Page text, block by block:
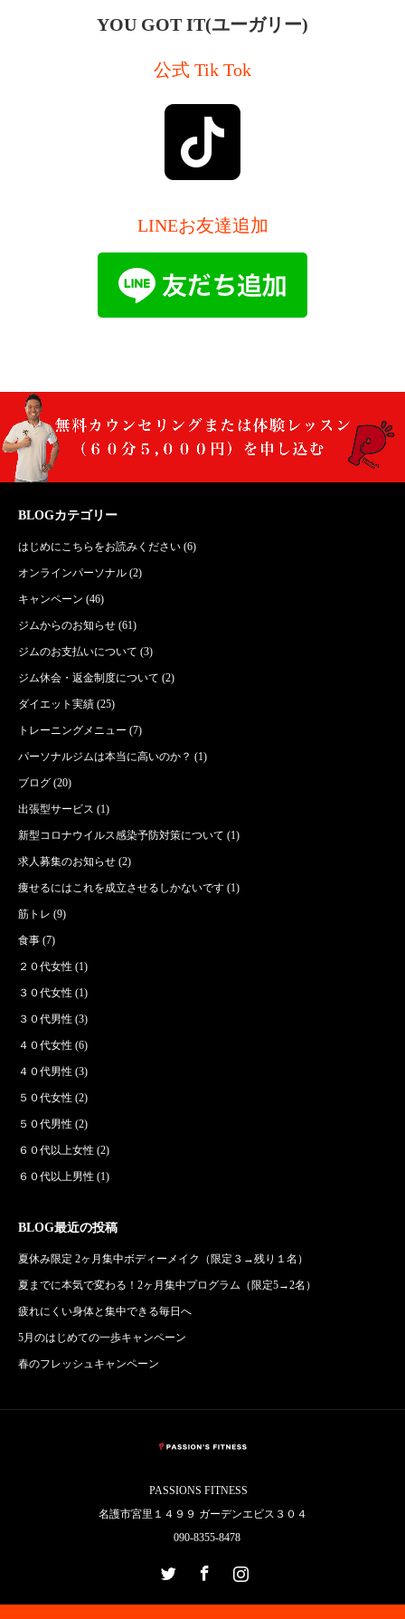
YOU GOT IT(ユーガリー)
公式 Tik Tok
LINEお友達追加
BLOGカテゴリー
はじめにこちらをお読みください (6)
オンラインパーソナル (2)
キャンペーン (46)
ジムからのお知らせ (61)
ジムのお支払いについて (3)
ジム休会・返金制度について (2)
ダイエット実績 (25)
トレーニングメニュー (7)
パーソナルジムは本当に高いのか？ (1)
ブログ (20)
出張型サービス (1)
新型コロナウイルス感染予防対策について (1)
求人募集のお知らせ (2)
痩せるにはこれを成立させるしかないです (1)
筋トレ (9)
食事 (7)
２０代女性 (1)
３０代女性 (1)
３０代男性 (3)
４０代女性 (6)
４０代男性 (3)
５０代女性 (2)
５０代男性 (2)
６０代以上女性 (2)
６０代以上男性 (1)
BLOG最近の投稿
夏休み限定 2ヶ月集中ボディーメイク（限定３→残り１名）
夏までに本気で変わる！2ヶ月集中プログラム（限定5→2名）
疲れにくい身体と集中できる毎日へ
5月のはじめての一歩キャンペーン
春のフレッシュキャンペーン
PASSIONS FITNESS
名護市宮里１４９９ ガーデンエビス３０４
090-8355-8478